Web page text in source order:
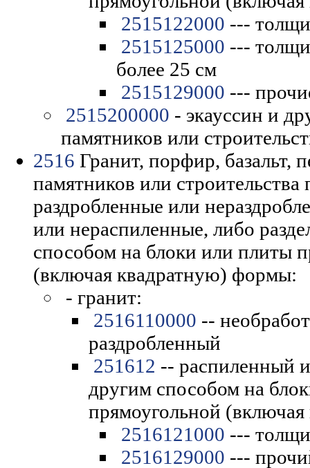
2515122000 ---
2515125000 ---
более 25 см
2515129000 ---
2515200000 - экауссин и
памятников или
2516 Гранит, порфир, базальт,
памятников или строительства
раздробленные или
или нераспиленные, либо
способом на блоки или плиты
(включая квадратную) формы:
- гранит:
2516110000 --
раздробленный
251612 -- распиленный
другим способом на
прямоугольной
2516121000 ---
2516129000 ---